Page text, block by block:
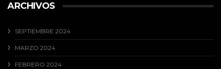
ARCHIVOS
SEPTIEMBRE 2024
MARZO 2024
FEBRERO 2024